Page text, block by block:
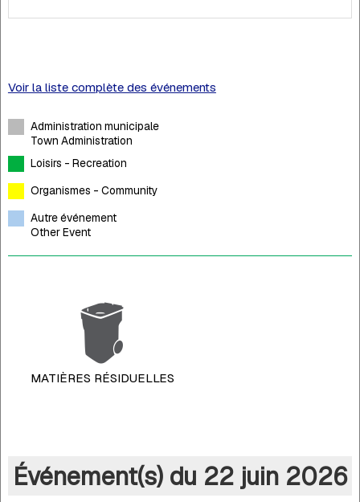
Voir la liste complète des événements
Administration municipale
Town Administration
Loisirs - Recreation
Organismes - Community
Autre événement
Other Event
MATIÈRES RÉSIDUELLES
Événement(s) du 22 juin 2026